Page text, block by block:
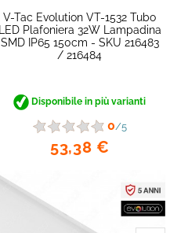
V-Tac Evolution VT-1532 Tubo
LED Plafoniera 32W Lampadina
SMD IP65 150cm - SKU 216483
/ 216484
Disponibile in più varianti
0/5
53,38 €